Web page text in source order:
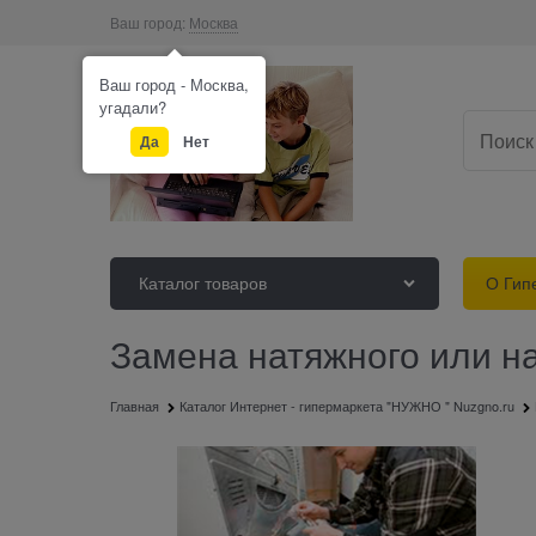
Ваш город: Москва
Каталог товаров О
Замена натяжного или
Главная Каталог Интернет - гипермаркета "НУЖНО " Nuzgno.ru
Ваш город - Москва,
угадали?
Да Нет